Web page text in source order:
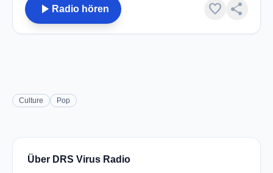
play_arrow Radio hören favorite share
Culture Pop
Über DRS Virus Radio